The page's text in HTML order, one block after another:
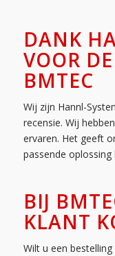
DANK
VOOR
BMTEC
Wij zijn Hannl-
recensie. Wij
ervaren. Het geeft
passende
BIJ
KLANT
Wilt u een